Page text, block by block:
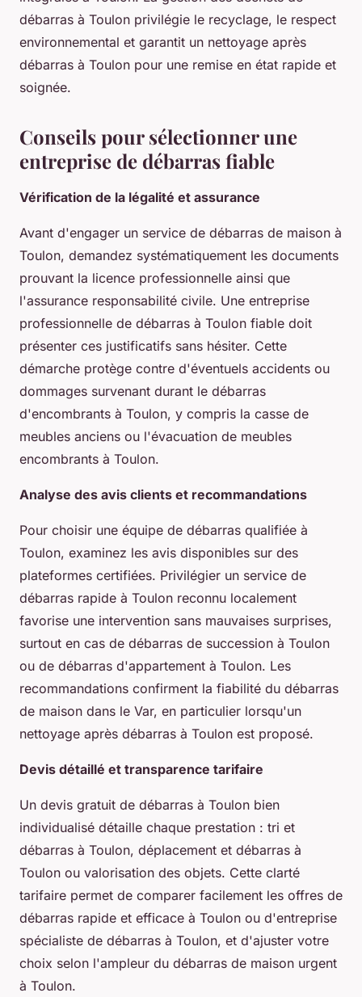
débarras à Toulon privilégie le recyclage, le respect
environnemental et garantit un nettoyage après
débarras à Toulon pour une remise en état rapide et
soignée.
Conseils pour sélectionner une
entreprise de débarras fiable
Vérification de la légalité et assurance
Avant d'engager un service de débarras de maison à
Toulon, demandez systématiquement les documents
prouvant la licence professionnelle ainsi que
l'assurance responsabilité civile. Une entreprise
professionnelle de débarras à Toulon fiable doit
présenter ces justificatifs sans hésiter. Cette
démarche protège contre d'éventuels accidents ou
dommages survenant durant le débarras
d'encombrants à Toulon, y compris la casse de
meubles anciens ou l'évacuation de meubles
encombrants à Toulon.
Analyse des avis clients et recommandations
Pour choisir une équipe de débarras qualifiée à
Toulon, examinez les avis disponibles sur des
plateformes certifiées. Privilégier un service de
débarras rapide à Toulon reconnu localement
favorise une intervention sans mauvaises surprises,
surtout en cas de débarras de succession à Toulon
ou de débarras d'appartement à Toulon. Les
recommandations confirment la fiabilité du débarras
de maison dans le Var, en particulier lorsqu'un
nettoyage après débarras à Toulon est proposé.
Devis détaillé et transparence tarifaire
Un devis gratuit de débarras à Toulon bien
individualisé détaille chaque prestation : tri et
débarras à Toulon, déplacement et débarras à
Toulon ou valorisation des objets. Cette clarté
tarifaire permet de comparer facilement les offres de
débarras rapide et efficace à Toulon ou d'entreprise
spécialiste de débarras à Toulon, et d'ajuster votre
choix selon l'ampleur du débarras de maison urgent
à Toulon.